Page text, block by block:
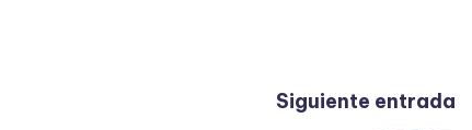
Siguiente entrada